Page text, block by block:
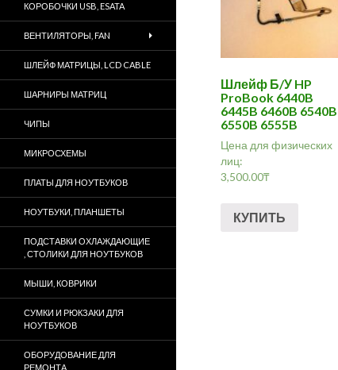
Шлейф Б/У HP
ProBook 6440B
6445B 6460B 6540B
6550B 6555B
Цена для физических
лиц:
3,500.00₸
КУПИТЬ
КОРОБОЧКИ USB, ESATA
ВЕНТИЛЯТОРЫ, FAN
ШЛЕЙФ МАТРИЦЫ, LCD CABLE
ШАРНИРЫ МАТРИЦ
ЧИПЫ
МИКРОСХЕМЫ
ПЛАТЫ ДЛЯ НОУТБУКОВ
НОУТБУКИ, ПЛАНШЕТЫ
ПОДСТАВКИ ОХЛАЖДАЮЩИЕ
, СТОЛИКИ ДЛЯ НОУТБУКОВ
МЫШИ, КОВРИКИ
СУМКИ И РЮКЗАКИ ДЛЯ
НОУТБУКОВ
ОБОРУДОВАНИЕ ДЛЯ
РЕМОНТА